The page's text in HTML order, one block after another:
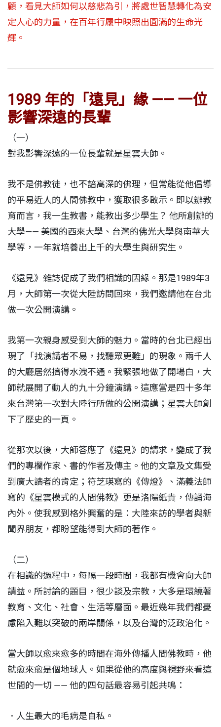
顧，看見大師如何以慈悲為引，將處世智慧轉化為安
定人心的力量，在百年行履中映照出圓滿的生命光
輝。
1989 年的「遠見」緣 —— 一位
影響深遠的長輩
（一）
對我影響深遠的一位長輩就是星雲大師。
我不是佛教徒，也不諳高深的佛理，但常能從他倡導
的平易近人的人間佛教中，獲取很多啟示。即以辦教
育而言，我一生教書，能教出多少學生？ 他所創辦的
大學—— 美國的西來大學、台灣的佛光大學與南華大
學等，一年就培養出上千的大學生與研究生。
《遠見》雜誌促成了我們相識的因緣。那是1989年3
月，大師第一次從大陸訪問回來，我們邀請他在台北
做一次公開演講。
我第一次親身感受到大師的魅力。當時的台北已經出
現了「找演講者不易，找聽眾更難」的現象。兩千人
的大廳居然擠得水洩不通。我緊張地做了開場白，大
師就展開了動人的九十分鐘演講。這應當是四十多年
來台灣第一次對大陸行所做的公開演講；星雲大師創
下了歷史的一頁。
從那次以後，大師答應了《遠見》的請求，變成了我
們的專欄作家、書的作者及傳主。他的文章及文集受
到廣大讀者的肯定；符芝瑛寫的《傳燈》、滿義法師
寫的《星雲模式的人間佛教》更是洛陽紙貴，傳誦海
內外。使我感到格外興奮的是：大陸來訪的學者與新
聞界朋友，都盼望能得到大師的著作。
（二）
在相識的過程中，每隔一段時間，我都有機會向大師
請益。所討論的題目，很少談及宗教，大多是環繞著
教育、文化、社會、生活等層面。最近幾年我們都憂
慮陷入難以突破的兩岸關係，以及台灣的泛政治化。
當大師以愈來愈多的時間在海外傳播人間佛教時，他
就愈來愈是個地球人。如果從他的高度與視野來看這
世間的一切 —— 他的四句話最容易引起共鳴：
．人生最大的毛病是自私。